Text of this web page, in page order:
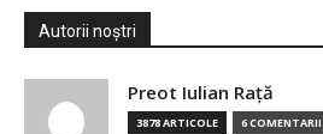
Autorii noștri
Preot Iulian Raţă
3878 ARTICOLE 6 COMENTARII